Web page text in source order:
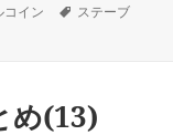
コイン
タ
ステーブ
USDG に
め(13)